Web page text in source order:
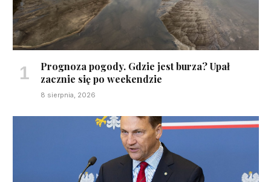
Prognoza pogody. Gdzie jest burza? Upał
zacznie się po weekendzie
8 sierpnia, 2026